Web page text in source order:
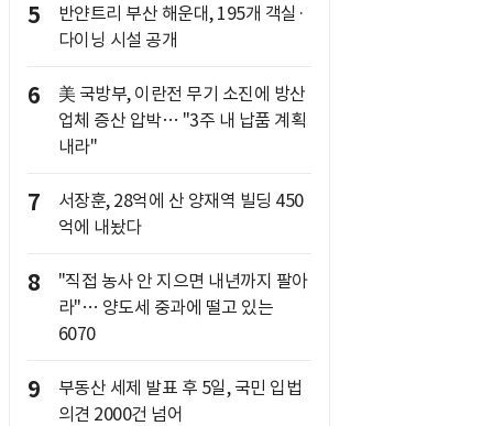
5
반얀트리 부산 해운대, 195개 객실·
다이닝 시설 공개
6
美 국방부, 이란전 무기 소진에 방산
업체 증산 압박… "3주 내 납품 계획
내라"
7
서장훈, 28억에 산 양재역 빌딩 450
억에 내놨다
8
"직접 농사 안 지으면 내년까지 팔아
라"… 양도세 중과에 떨고 있는
6070
9
부동산 세제 발표 후 5일, 국민 입법
의견 2000건 넘어